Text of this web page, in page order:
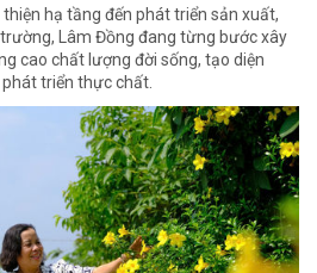
hạ tầng đến phát triển sản xuất,
Lâm Đồng đang từng bước xây
cao chất lượng đời sống, tạo diện
triển thực chất.